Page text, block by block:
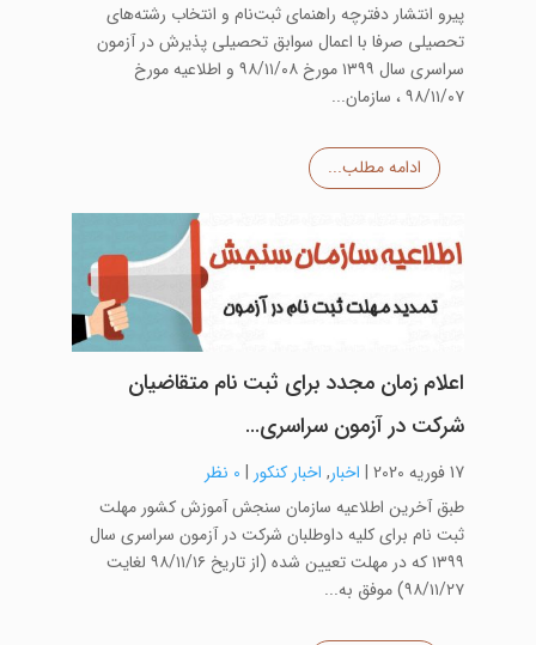
پیرو انتشار دفترچه راهنمای ثبت‌نام و انتخاب رشته‌های
تحصیلی صرفا با اعمال سوابق تحصیلی پذیرش در آزمون
سراسری سال ۱۳۹۹ مورخ ۹۸/۱۱/۰۸ و اطلاعیه مورخ
۹۸/۱۱/۰۷ ، سازمان...
ادامه مطلب...
اعلام زمان مجدد برای ثبت نام متقاضیان
شرکت در آزمون‌ سراسری…
17 فوریه 2020 | اخبار, اخبار کنکور | 0 نظر
طبق آخرین اطلاعیه سازمان سنجش آموزش کشور مهلت
ثبت نام برای کلیه داوطلبان شرکت در آزمون سراسری سال
۱۳۹۹ که در مهلت تعیین شده (از تاریخ ۹۸/۱۱/۱۶ لغایت
۹۸/۱۱/۲۷) موفق به...